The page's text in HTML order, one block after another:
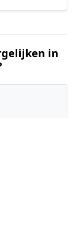
in